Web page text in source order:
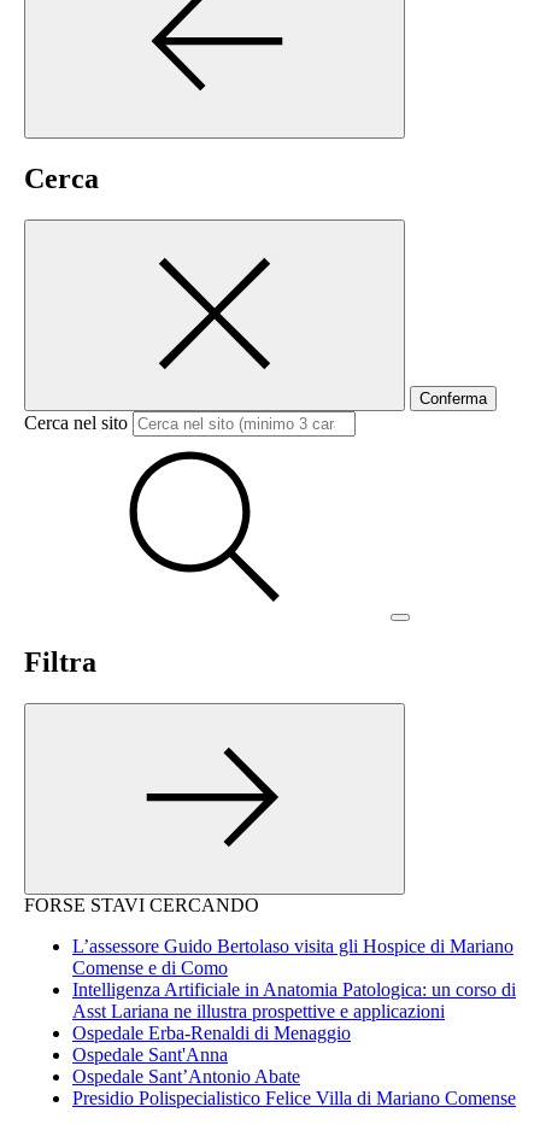
Cerca
Conferma
Cerca nel sito
Filtra
FORSE STAVI CERCANDO
L’assessore Guido Bertolaso visita gli Hospice di Mariano
Comense e di Como
Intelligenza Artificiale in Anatomia Patologica: un corso di
Asst Lariana ne illustra prospettive e applicazioni
Ospedale Erba-Renaldi di Menaggio
Ospedale Sant'Anna
Ospedale Sant’Antonio Abate
Presidio Polispecialistico Felice Villa di Mariano Comense